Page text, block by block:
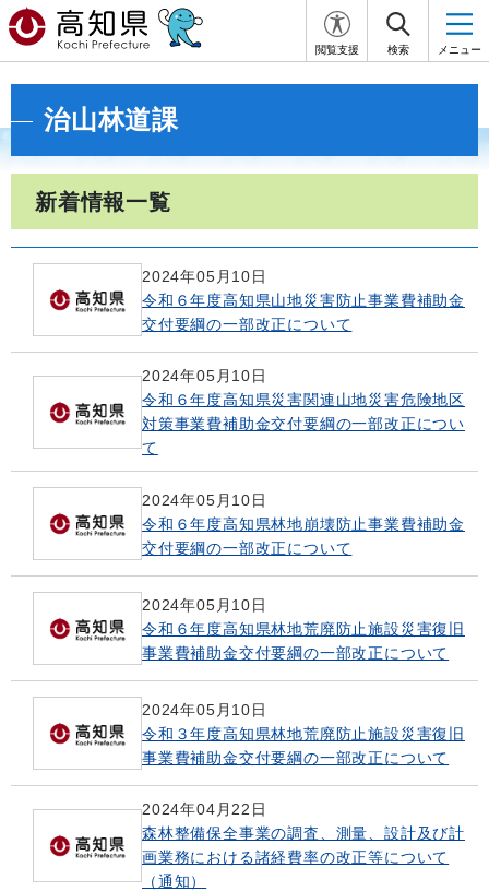
閲覧支援 検索 メニュー
治山林道課
新着情報一覧
2024年05月10日
令和６年度高知県山地災害防止事業費補助金
交付要綱の一部改正について
2024年05月10日
令和６年度高知県災害関連山地災害危険地区
対策事業費補助金交付要綱の一部改正につい
て
2024年05月10日
令和６年度高知県林地崩壊防止事業費補助金
交付要綱の一部改正について
2024年05月10日
令和６年度高知県林地荒廃防止施設災害復旧
事業費補助金交付要綱の一部改正について
2024年05月10日
令和３年度高知県林地荒廃防止施設災害復旧
事業費補助金交付要綱の一部改正について
2024年04月22日
森林整備保全事業の調査、測量、設計及び計
画業務における諸経費率の改正等について
（通知）